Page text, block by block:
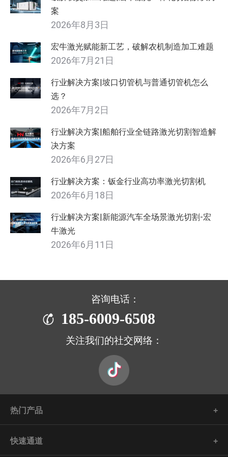
案
2026年8月3日
宏牛激光赋能新工艺，破解农机制造加工难题
2026年7月21日
行业解决方案|坡口切管机与普通切管机怎么
选？
2026年7月2日
行业解决方案|船舶行业全链路激光切割智造解
决方案
2026年6月27日
行业解决方案：钣金行业高功率激光切割机
2026年6月18日
行业解决方案|新能源汽车全场景激光切割-宏
牛激光
2026年6月11日
关注我们的社交网络：
咨询电话：
185-6009-6508
热门产品
快速通道